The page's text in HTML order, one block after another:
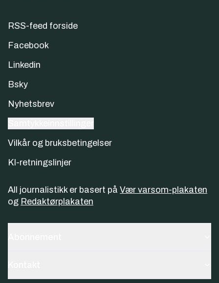
RSS-feed forside
Facebook
Linkedin
Bsky
Nyhetsbrev
Vilkår og bruksbetingelser
KI-retningslinjer
All journalistikk er basert på Vær varsom-plakaten
og Redaktørplakaten